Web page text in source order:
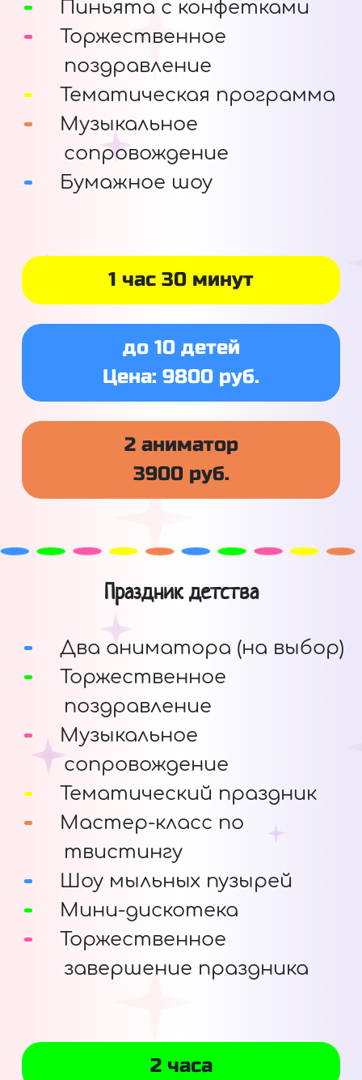
Пиньята с конфетками
Торжественное
поздравление
Тематическая программа
Музыкальное
сопровождение
Бумажное шоу
1 час 30 минут
до 10 детей
Цена: 9800 руб.
2 аниматор
3900 руб.
Праздник детства
Два аниматора (на выбор)
Торжественное
поздравление
Музыкальное
сопровождение
Тематический праздник
Мастер-класс по
твистингу
Шоу мыльных пузырей
Мини-дискотека
Торжественное
завершение праздника
2 часа